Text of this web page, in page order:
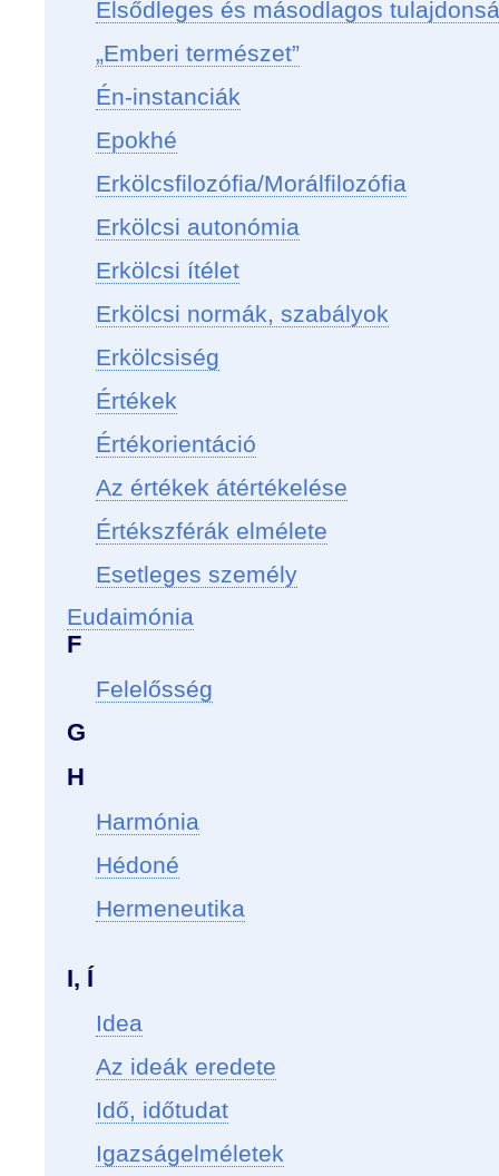
Elsődleges és másodlagos
„Emberi természet”
Én-instanciák
Epokhé
Erkölcsfilozófia/Morálfilozófia
Erkölcsi autonómia
Erkölcsi ítélet
Erkölcsi normák, szabályok
Erkölcsiség
Értékek
Értékorientáció
Az értékek átértékelése
Értékszférák elmélete
Esetleges személy
Eudaimónia
F
Felelősség
G
H
Harmónia
Hédoné
Hermeneutika
I, Í
Idea
Az ideák eredete
Idő, időtudat
Igazságelméletek